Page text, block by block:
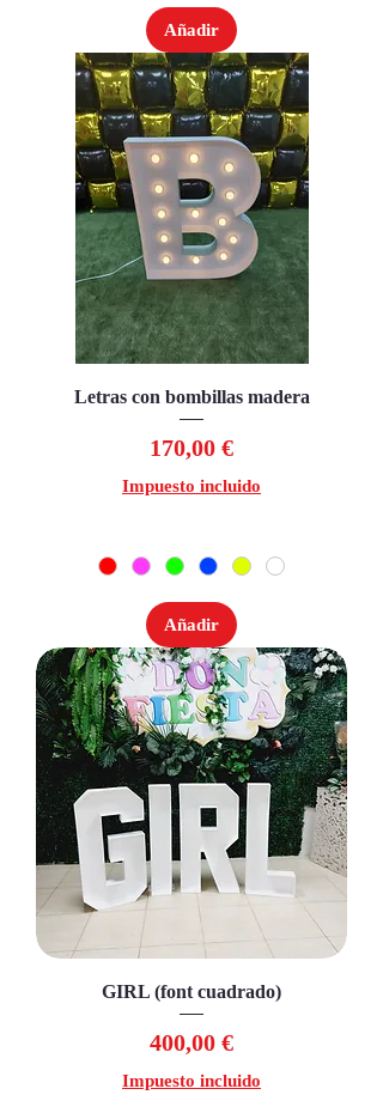
Añadir
Letras con bombillas madera
Precio
170,00 €
Impuesto incluido
Añadir
GIRL (font cuadrado)
Precio
400,00 €
Impuesto incluido